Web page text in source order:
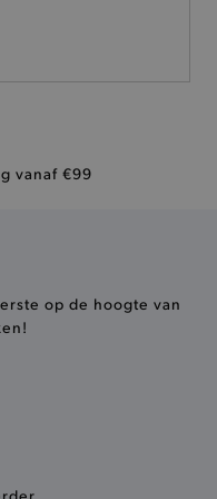
vanaf €99
op de hoogte van
.brooklyn.be
.brooklyn.be